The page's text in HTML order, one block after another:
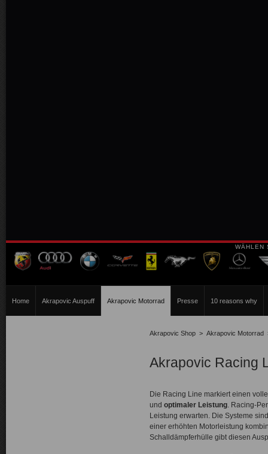
WÄHLEN
Home Akrapovic Auspuff Akrapovic Motorrad Presse 10 reasons why
Akrapovic Shop > Akrapovic Motorrad
Akrapovic Racing
Die Racing Line markiert einen
und optimaler Leistung. Racing-
Leistung erwarten. Die Systeme
einer erhöhten Motorleistung
Schalldämpferhülle gibt diesen